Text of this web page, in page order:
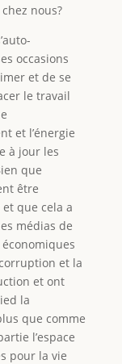
nous?
occasions
et de se
le travail
et l’énergie
à jour les
que
être
que cela a
médias de
et la
et ont
la
que comme
l’espace
pour la vie